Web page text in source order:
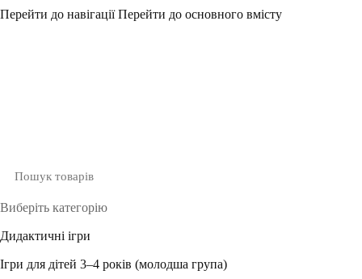
Перейти до навігаціїПерейти до основного вмісту
Виберіть категорію
Дидактичні ігри
Ігри для дітей 3–4 років (молодша група)